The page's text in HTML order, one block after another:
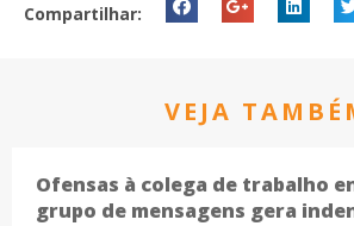
Compartilhar:
VEJA
Ofensas à colega de trabalho
grupo de mensagens gera